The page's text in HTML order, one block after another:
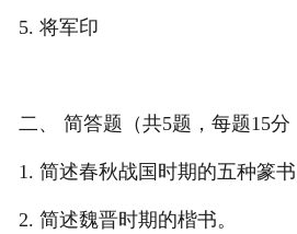
5. 将军印
二、 简答题（共5题，每题15分
1. 简述春秋战国时期的五种篆书
2. 简述魏晋时期的楷书。